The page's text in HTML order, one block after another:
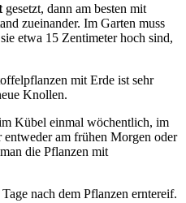
gesetzt, dann am besten mit
zueinander. Im Garten muss
etwa 15 Zentimeter hoch sind,
mit Erde ist sehr
Knollen.
Kübel einmal wöchentlich, im
am frühen Morgen oder
die Pflanzen mit
nach dem Pflanzen erntereif.